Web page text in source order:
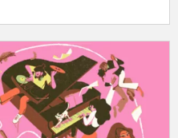
revient au pied de la Tour
Inter, France 2 et dans